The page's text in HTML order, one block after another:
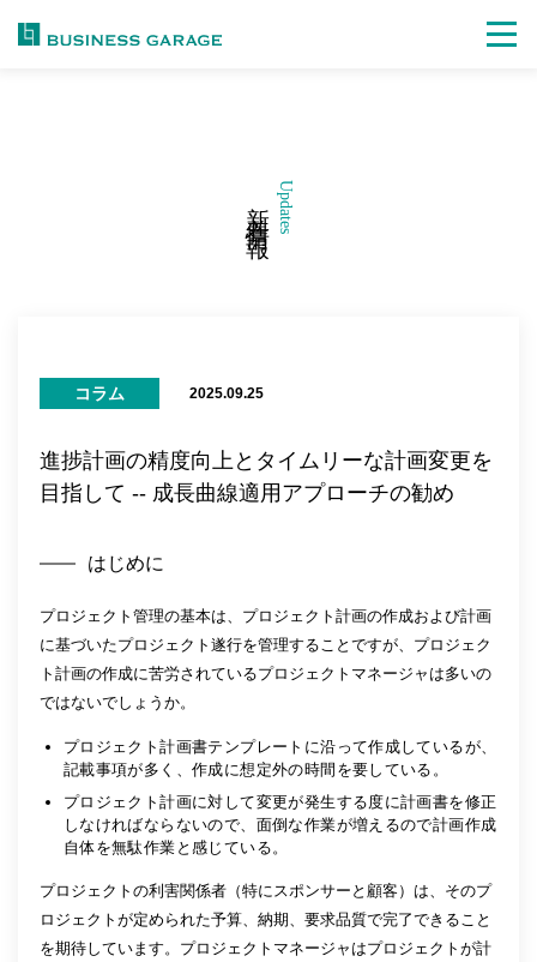
Updates
新着情報
コラム 2025.09.25
進捗計画の精度向上とタイムリーな計画変更を
目指して -- 成長曲線適用アプローチの勧め
はじめに
プロジェクト管理の基本は、プロジェクト計画の作成および計画
に基づいたプロジェクト遂行を管理することですが、プロジェク
ト計画の作成に苦労されているプロジェクトマネージャは多いの
ではないでしょうか。
プロジェクト計画書テンプレートに沿って作成しているが、
記載事項が多く、作成に想定外の時間を要している。
プロジェクト計画に対して変更が発生する度に計画書を修正
しなければならないので、面倒な作業が増えるので計画作成
自体を無駄作業と感じている。
プロジェクトの利害関係者（特にスポンサーと顧客）は、そのプ
ロジェクトが定められた予算、納期、要求品質で完了できること
を期待しています。プロジェクトマネージャはプロジェクトが計